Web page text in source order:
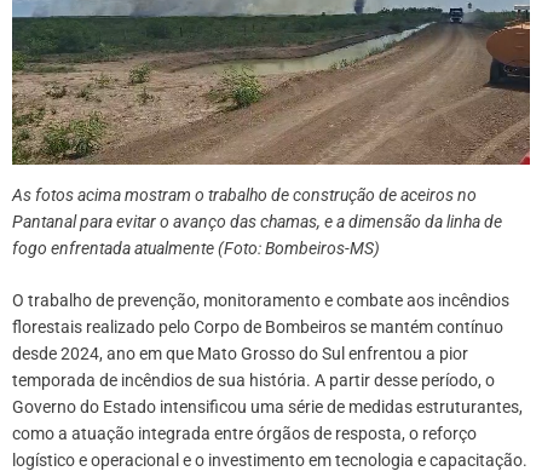
As fotos acima mostram o trabalho de construção de aceiros no
Pantanal para evitar o avanço das chamas, e a dimensão da linha de
fogo enfrentada atualmente (Foto: Bombeiros-MS)
O trabalho de prevenção, monitoramento e combate aos incêndios
florestais realizado pelo Corpo de Bombeiros se mantém contínuo
desde 2024, ano em que Mato Grosso do Sul enfrentou a pior
temporada de incêndios de sua história. A partir desse período, o
Governo do Estado intensificou uma série de medidas estruturantes,
como a atuação integrada entre órgãos de resposta, o reforço
logístico e operacional e o investimento em tecnologia e capacitação.